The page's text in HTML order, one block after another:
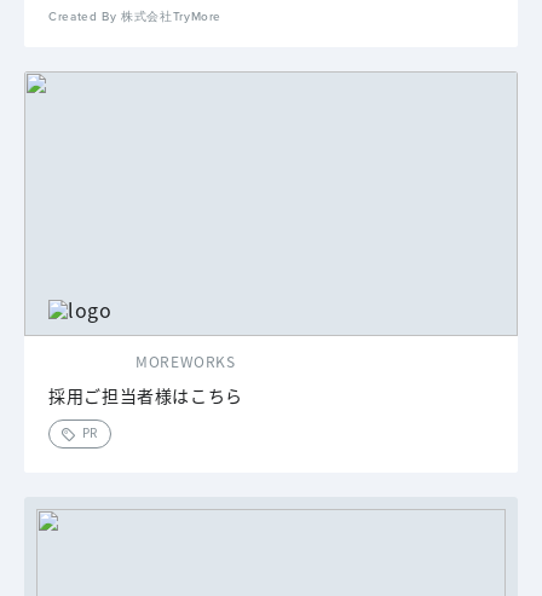
Created By 株式会社TryMore
MOREWORKS
採用ご担当者様はこちら
PR